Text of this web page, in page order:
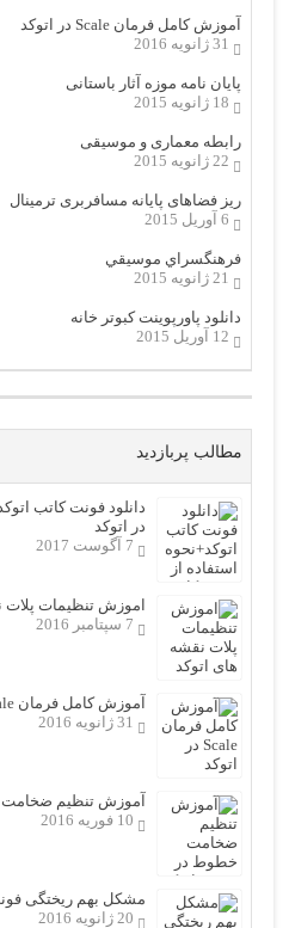
آموزش کامل فرمان Scale در اتوکد
31 ژانویه 2016
پایان نامه موزه آثار باستانی
18 ژانویه 2015
رابطه معماری و موسیقی
22 ژانویه 2015
ریز فضاهای پایانه مسافربری ترمینال
6 آوریل 2015
فرهنگسراي موسيقي
21 ژانویه 2015
دانلود پاورپوینت کبوتر خانه
12 آوریل 2015
مطالب پربازدید
دانلود فونت کاتب
در اتوکد
7 آگوست 2017
اموزش تنظیمات پلات
7 سپتامبر 2016
آموزش کامل فرمان Scale در اتوکد
31 ژانویه 2016
آموزش تنظیم ضخامت
10 فوریه 2016
مشکل بهم ریختگی
20 ژانویه 2016